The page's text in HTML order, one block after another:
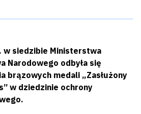
w siedzibie Ministerstwa
Narodowego odbyła się
brązowych medali „Zasłużony
w dziedzinie ochrony